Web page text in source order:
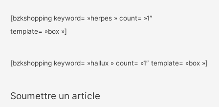
[bzkshopping keyword= »herpes » count= »1″
template= »box »]
[bzkshopping keyword= »hallux » count= »1″ template= »box »]
Soumettre un article